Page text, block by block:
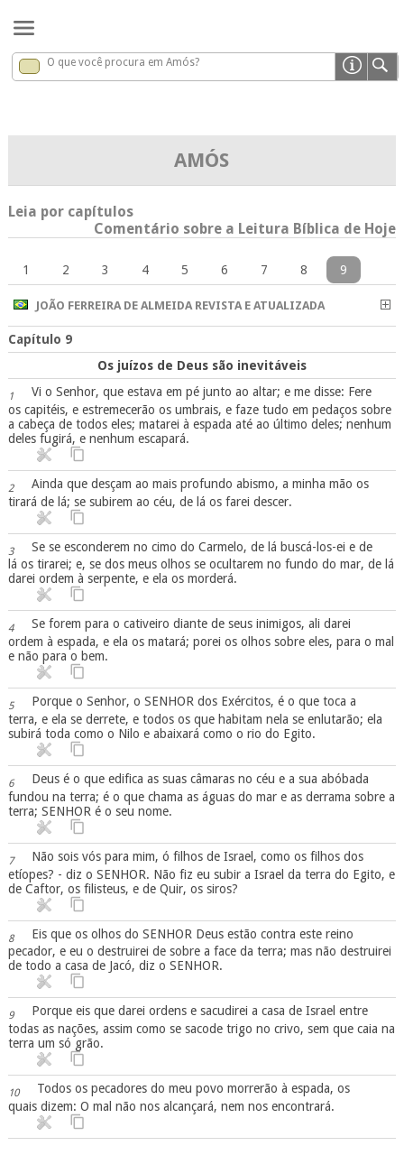
Amós x
O que você procura em Amós?
AMÓS
Leia por capítulos
Comentário sobre a Leitura Bíblica de Hoje
1 2 3 4 5 6 7 8 9
JOÃO FERREIRA DE ALMEIDA REVISTA E ATUALIZADA
Capítulo 9
Os juízos de Deus são inevitáveis
1
Vi o Senhor, que estava em pé junto ao altar; e me disse: Fere
os capitéis, e estremecerão os umbrais, e faze tudo em pedaços sobre
a cabeça de todos eles; matarei à espada até ao último deles; nenhum
deles fugirá, e nenhum escapará.
2
Ainda que desçam ao mais profundo abismo, a minha mão os
tirará de lá; se subirem ao céu, de lá os farei descer.
3
Se se esconderem no cimo do Carmelo, de lá buscá-los-ei e de
lá os tirarei; e, se dos meus olhos se ocultarem no fundo do mar, de lá
darei ordem à serpente, e ela os morderá.
4
Se forem para o cativeiro diante de seus inimigos, ali darei
ordem à espada, e ela os matará; porei os olhos sobre eles, para o mal
e não para o bem.
5
Porque o Senhor, o SENHOR dos Exércitos, é o que toca a
terra, e ela se derrete, e todos os que habitam nela se enlutarão; ela
subirá toda como o Nilo e abaixará como o rio do Egito.
6
Deus é o que edifica as suas câmaras no céu e a sua abóbada
fundou na terra; é o que chama as águas do mar e as derrama sobre a
terra; SENHOR é o seu nome.
7
Não sois vós para mim, ó filhos de Israel, como os filhos dos
etíopes? - diz o SENHOR. Não fiz eu subir a Israel da terra do Egito, e
de Caftor, os filisteus, e de Quir, os siros?
8
Eis que os olhos do SENHOR Deus estão contra este reino
pecador, e eu o destruirei de sobre a face da terra; mas não destruirei
de todo a casa de Jacó, diz o SENHOR.
9
Porque eis que darei ordens e sacudirei a casa de Israel entre
todas as nações, assim como se sacode trigo no crivo, sem que caia na
terra um só grão.
10
Todos os pecadores do meu povo morrerão à espada, os
quais dizem: O mal não nos alcançará, nem nos encontrará.